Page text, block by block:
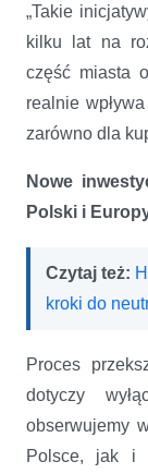
„Takie
kilku lat na
część miasta
realnie
zarówno dla
Nowe
Polski i
Czytaj też:
kroki do
Proces
dotyczy
obserwujemy
Polsce, jak i